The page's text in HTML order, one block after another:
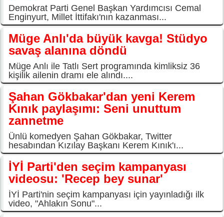
Demokrat Parti Genel Başkan Yardımcısı Cemal
Enginyurt, Millet İttifakı'nın kazanması...
Müge Anlı'da büyük kavga! Stüdyo
savaş alanına döndü
Müge Anlı ile Tatlı Sert programında kimliksiz 36
kişilik ailenin dramı ele alındı....
Şahan Gökbakar'dan yeni Kerem
Kınık paylaşımı: Seni unuttum
zannetme
Ünlü komedyen Şahan Gökbakar, Twitter
hesabından Kızılay Başkanı Kerem Kınık'ı...
İYİ Parti'den seçim kampanyası
videosu: 'Recep bey sunar'
İYİ Parti'nin seçim kampanyası için yayınladığı ilk
video, "Ahlakın Sonu"...